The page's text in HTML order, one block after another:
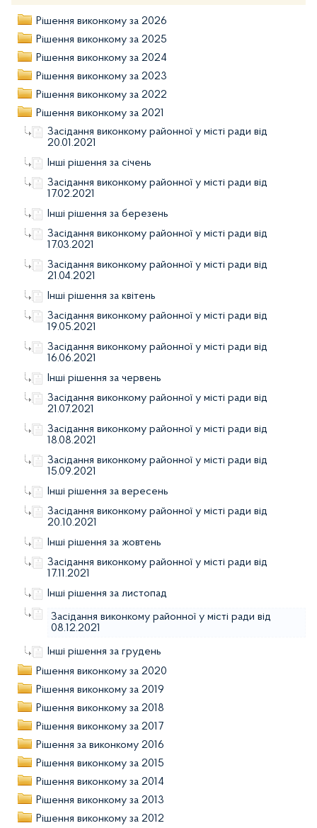
Рішення виконкому за 2026
Рішення виконкому за 2025
Рішення виконкому за 2024
Рішення виконкому за 2023
Рішення виконкому за 2022
Рішення виконкому за 2021
Засідання виконкому районної у місті ради від
20.01.2021
Інші рішення за січень
Засідання виконкому районної у місті ради від
17.02.2021
Інші рішення за березень
Засідання виконкому районної у місті ради від
17.03.2021
Засідання виконкому районної у місті ради від
21.04.2021
Інші рішення за квітень
Засідання виконкому районної у місті ради від
19.05.2021
Засідання виконкому районної у місті ради від
16.06.2021
Інші рішення за червень
Засідання виконкому районної у місті ради від
21.07.2021
Засідання виконкому районної у місті ради від
18.08.2021
Засідання виконкому районної у місті ради від
15.09.2021
Інші рішення за вересень
Засідання виконкому районної у місті ради від
20.10.2021
Інші рішення за жовтень
Засідання виконкому районної у місті ради від
17.11.2021
Інші рішення за листопад
Засідання виконкому районної у місті ради від
08.12.2021
Інші рішення за грудень
Рішення виконкому за 2020
Рішення виконкому за 2019
Рішення виконкому за 2018
Рішення виконкому за 2017
Рішення за виконкому 2016
Рішення виконкому за 2015
Рішення виконкому за 2014
Рішення виконкому за 2013
Рішення виконкому за 2012